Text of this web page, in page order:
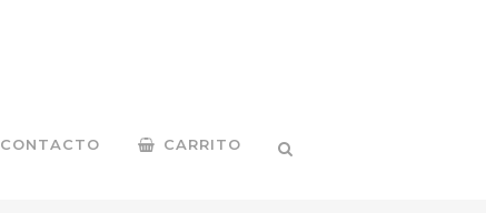
CONTACTO CARRITO